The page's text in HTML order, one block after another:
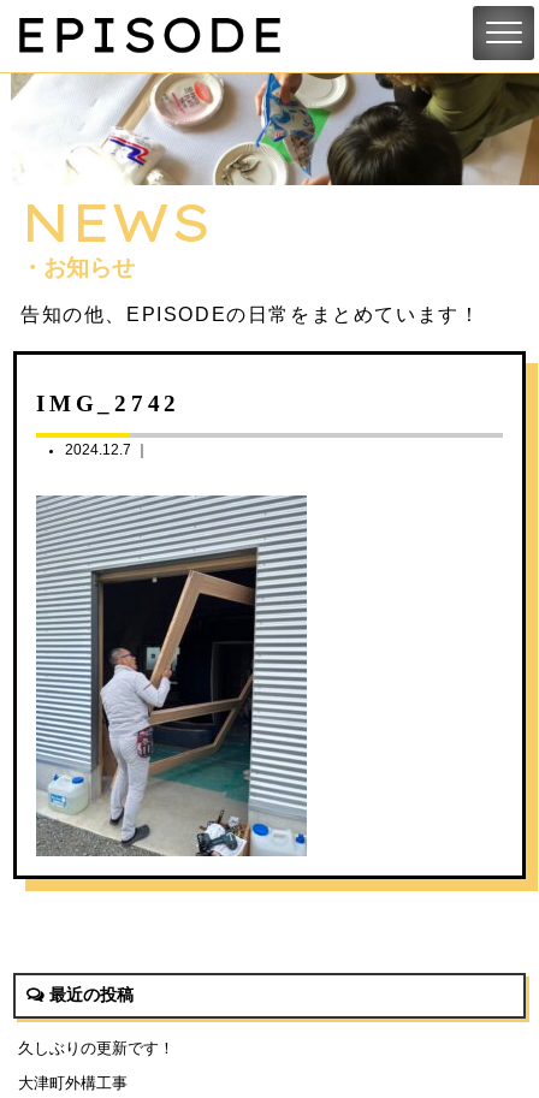
NEWS
・お知らせ
告知の他、EPISODEの日常をまとめています！
IMG_2742
2024.12.7 ｜
最近の投稿
久しぶりの更新です！
大津町外構工事